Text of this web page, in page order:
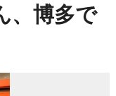
、博多で